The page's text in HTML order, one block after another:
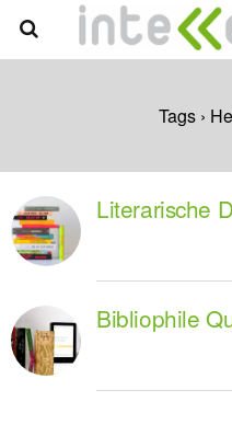
Tags ›
Literarische
Bibliophile